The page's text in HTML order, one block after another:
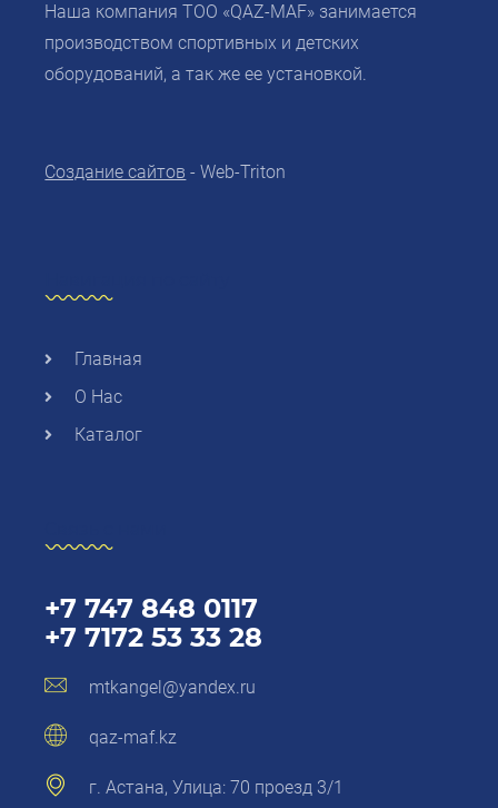
Наша компания ТОО «QAZ-MAF» занимается
производством спортивных и детских
оборудований, а так же ее установкой.
Создание сайтов - Web-Triton
Главная
О Нас
Каталог
+7 747 848 0117
+7 7172 53 33 28
mtkangel@yandex.ru
qaz-maf.kz
г. Астана, Улица: 70 проезд 3/1